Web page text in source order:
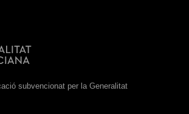
subvencionat per la Generalitat